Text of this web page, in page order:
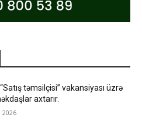
təmsilçisi” vakansiyası üzrə
axtarır.
2026